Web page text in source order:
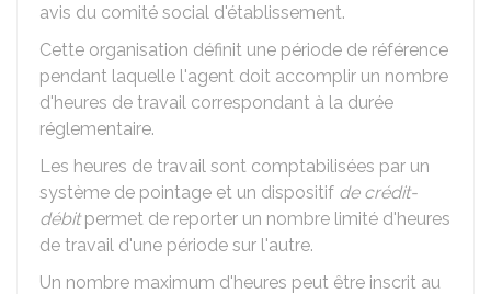
avis du comité social d'établissement.
Cette organisation définit une période de référence
pendant laquelle l'agent doit accomplir un nombre
d'heures de travail correspondant à la durée
réglementaire.
Les heures de travail sont comptabilisées par un
système de pointage et un dispositif de crédit-
débitpermet de reporter un nombre limité d'heures
de travail d'une période sur l'autre.
Un nombre maximum d'heures peut être inscrit au